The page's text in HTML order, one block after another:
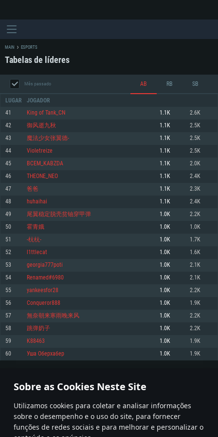
Sobre as Cookies Neste Site
Utilizamos cookies para coletar e analisar informações
sobre o desempenho e o uso do site, para fornecer
funções de redes sociais e para melhorar e personalizar o
REQUERIMENTOS DE SISTEMA
Mínimo
Sistema Operativo: Windows 10 (64 bit)
Processador: Dual-Core 2.2 GHz
Memória: 4GB
Placa Gráfica: Placa com DirectX 11: AMD Radeon 77XX / NVIDIA GeForce
GTX 660. Resolução mínima suportada: 720p
Network: Internet de banda larga.
Disco: 23,1 GB
Recomendado
superior, Radeon RX 570 ou superior
Disco: 75,9 GB
Mínimo
Sistema Operativo: Mac OS Big Sur 11.0 ou versão mais recente
Processador: Core i5 2.2GHz mínimo (Intel Xeon não suportado)
Memória: 6 GB
Placa Gráfica: Intel Iris Pro 5200 (Mac), equivalentes AMD/Nvidia para Mac.
Resolução mínima suportada: 720p com suporte Metal.
Network: Internet de banda larga.
Disco: 21,5 GB
Recomendado
Network: Internet de banda larga.
Mínimo
Sistema Operativo: Distribuições mais modernas do Linux de 64bit
Processador: Dual-Core 2.4 GHz
Memória: 4 GB
Placa Gráfica: NVIDIA 660 com os drivers mais recentes (não mais de 6
meses) / equivalentes AMD com os drivers mais recentes com suporte
Vulkan (não mais de 6 meses); Resolução mínima suportada: 720p.
Network: Internet de banda larga.
Disco: 21,5 GB
Recomendado
Sistema Operativo: Ubuntu 20.04 64bit
Processador: Intel Core i7
Memória: 16 GB
Placa Gráfica: NVIDIA 1060 com os drivers mais recentes (não mais de 6
meses) / equivalentes AMD (Radeon RX 570) com os drivers mais recentes
Network: Internet de banda larga.
MAIN ESPORTS
Tabelas de líderes
Mês passado AB RB SB
LUGAR JOGADOR
41 King of Tank_CN 1.1K 2.6K
42 御风逝九秋 1.1K 2.5K
43 魔法少女张翼德- 1.1K 2.5K
44 Violetreize 1.1K 2.5K
45 BCEM_KABZDA 1.1K 2.0K
46 THEONE_NEO 1.1K 2.4K
47 爸爸 1.1K 2.3K
48 huhaihai 1.1K 2.4K
49 尾翼稳定脱壳贫铀穿甲弹 1.0K 2.2K
50 霍青娥 1.0K 1.0K
51 -杬杬- 1.0K 1.7K
52 l1ttlecat 1.0K 1.6K
53 georgia777poti 1.0K 2.1K
54 Renamed#6980 1.0K 2.1K
55 yankeesfor28 1.0K 2.2K
56 Conqueror888 1.0K 1.9K
57 無奈朝来寒雨晚来风 1.0K 2.2K
58 跳弹奶子 1.0K 2.2K
59 K88463 1.0K 1.9K
60 Уша Оберхабер 1.0K 1.9K